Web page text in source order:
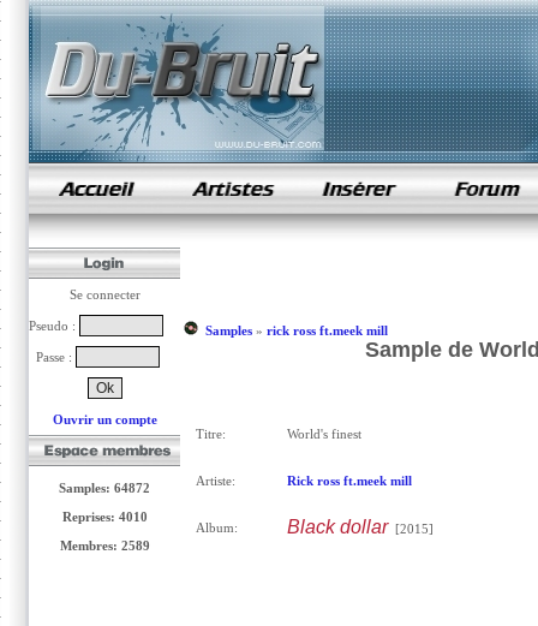
samples de rap
Se connecter
Pseudo :
Passe :
Ouvrir un compte
Samples: 64872
Reprises: 4010
Membres: 2589
Samples» rick ross ft.meek mill
Sample de
Titre: World's finest
Artiste: Rick ross ft.meek mill
Album: Black dollar[2015]